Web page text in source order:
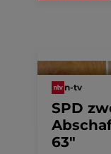
n-tv
SPD
63"